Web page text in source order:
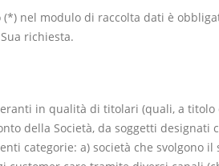
nel modulo di raccolta dati è
richiesta.
in qualità di titolari (quali, a
della Società, da soggetti
categorie: a) società che svolgono